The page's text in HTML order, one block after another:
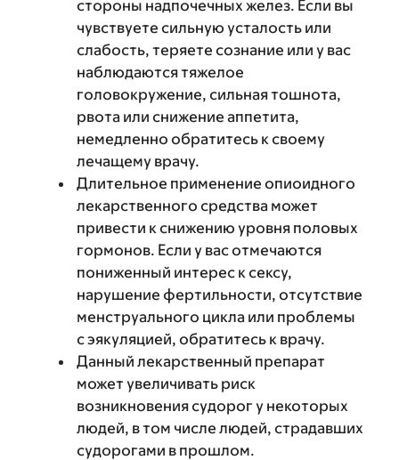
стороны надпочечных желез. Если вы
чувствуете сильную усталость или
слабость, теряете сознание или у вас
наблюдаются тяжелое
головокружение, сильная тошнота,
рвота или снижение аппетита,
немедленно обратитесь к своему
лечащему врачу.
Длительное применение опиоидного
лекарственного средства может
привести к снижению уровня половых
гормонов. Если у вас отмечаются
пониженный интерес к сексу,
нарушение фертильности, отсутствие
менструального цикла или проблемы
с эякуляцией, обратитесь к врачу.
Данный лекарственный препарат
может увеличивать риск
возникновения судорог у некоторых
людей, в том числе людей, страдавших
судорогами в прошлом.